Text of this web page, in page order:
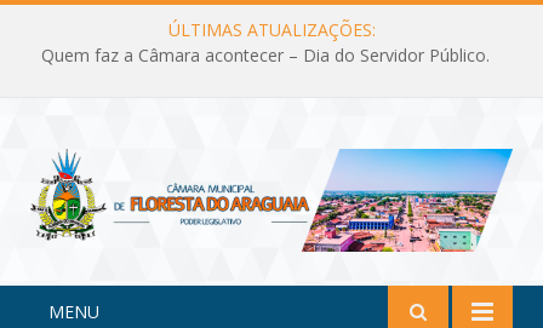
ÚLTIMAS ATUALIZAÇÕES:
Quem faz a Câmara acontecer – Dia do Servidor Público.
MENU